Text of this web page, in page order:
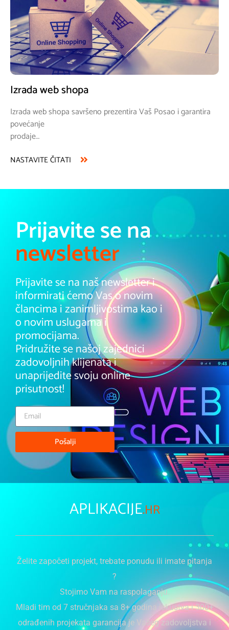
Prijavite se na
newsletter
Prijavite se na naš newsletter i
informirati ćemo Vas o novim
člancima i zanimljivostima kao i
o novim uslugama i
promocijama.
Pridružite se našoj zajednici
zadovoljnih klijenata i
unaprijedite svoju online
Pošalji
APLIKACIJE.HR
Želite započeti projekt, trebate ponudu ili imate pitanja
?
Stojimo Vam na raspolaganju.
Mladi tim od 7 stručnjaka sa 8+ godina iskustva i 300+
odrađenih projekata garancija je Vašeg zadovoljstva i
uspjeha.
01 765 6569
Pravilnik privatnosti